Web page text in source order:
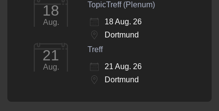
18
Aug.
TopicTreff (Plenum)
18 Aug. 26
Dortmund
21
Aug.
Treff
21 Aug. 26
Dortmund